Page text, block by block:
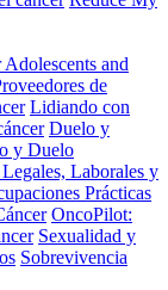
and
de
Lidiando con
Duelo y
y Duelo
Laborales y
Prácticas
OncoPilot:
Sexualidad y
Sobrevivencia